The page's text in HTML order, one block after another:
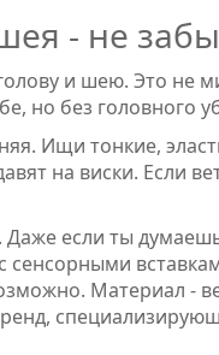
- не
и шею. Это не
но без головного
Ищи тонкие,
на виски. Если
если ты
Материал -